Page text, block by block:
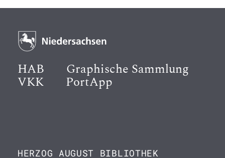
HAB Graphische Sammlung
VKK PortApp
HERZOG AUGUST BIBLIOTHEK